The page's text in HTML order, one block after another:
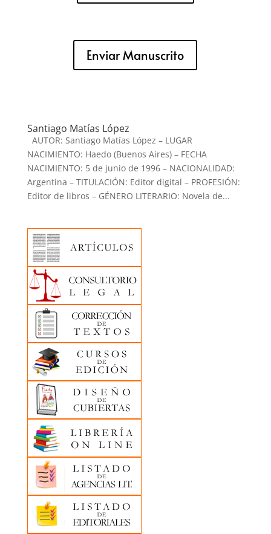
Enviar Manuscrito
Santiago Matías López
AUTOR: Santiago Matías López – LUGAR
NACIMIENTO: Haedo (Buenos Aires) – FECHA
NACIMIENTO: 5 de junio de 1996 – NACIONALIDAD:
Argentina – TITULACIÓN: Editor digital – PROFESIÓN:
Editor de libros – GÉNERO LITERARIO: Novela de...